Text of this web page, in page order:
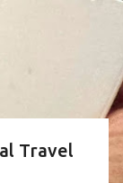
Travel